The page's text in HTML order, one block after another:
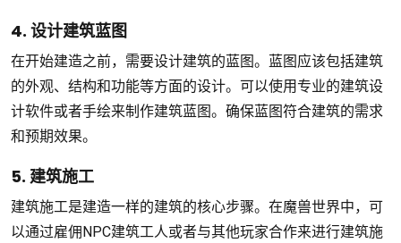
4. 设计建筑蓝图
在开始建造之前，需要设计建筑的蓝图。蓝图应该包括建筑
的外观、结构和功能等方面的设计。可以使用专业的建筑设
计软件或者手绘来制作建筑蓝图。确保蓝图符合建筑的需求
和预期效果。
5. 建筑施工
建筑施工是建造一样的建筑的核心步骤。在魔兽世界中，可
以通过雇佣NPC建筑工人或者与其他玩家合作来进行建筑施